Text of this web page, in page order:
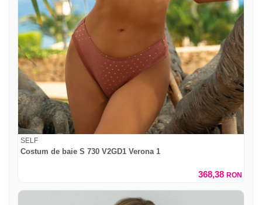
SELF
Costum de baie S 730 V2GD1 Verona 1
368,38 RON